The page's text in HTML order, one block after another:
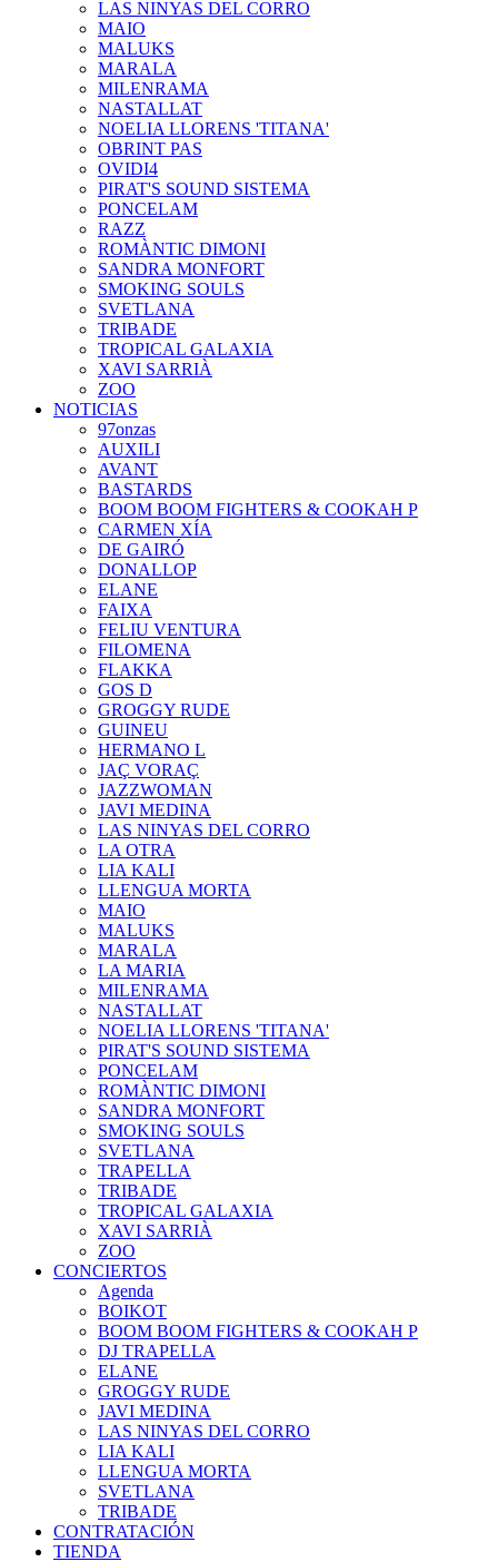
LAS NINYAS DEL CORRO
MAIO
MALUKS
MARALA
MILENRAMA
NASTALLAT
NOELIA LLORENS 'TITANA'
OBRINT PAS
OVIDI4
PIRAT'S SOUND SISTEMA
PONCELAM
RAZZ
ROMÀNTIC DIMONI
SANDRA MONFORT
SMOKING SOULS
SVETLANA
TRIBADE
TROPICAL GALAXIA
XAVI SARRIÀ
ZOO
NOTICIAS
97onzas
AUXILI
AVANT
BASTARDS
BOOM BOOM FIGHTERS & COOKAH P
CARMEN XÍA
DE GAIRÓ
DONALLOP
ELANE
FAIXA
FELIU VENTURA
FILOMENA
FLAKKA
GOS D
GROGGY RUDE
GUINEU
HERMANO L
JAÇ VORAÇ
JAZZWOMAN
JAVI MEDINA
LAS NINYAS DEL CORRO
LA OTRA
LIA KALI
LLENGUA MORTA
MAIO
MALUKS
MARALA
LA MARIA
MILENRAMA
NASTALLAT
NOELIA LLORENS 'TITANA'
PIRAT'S SOUND SISTEMA
PONCELAM
ROMÀNTIC DIMONI
SANDRA MONFORT
SMOKING SOULS
SVETLANA
TRAPELLA
TRIBADE
TROPICAL GALAXIA
XAVI SARRIÀ
ZOO
CONCIERTOS
Agenda
BOIKOT
BOOM BOOM FIGHTERS & COOKAH P
DJ TRAPELLA
ELANE
GROGGY RUDE
JAVI MEDINA
LAS NINYAS DEL CORRO
LIA KALI
LLENGUA MORTA
SVETLANA
TRIBADE
CONTRATACIÓN
TIENDA